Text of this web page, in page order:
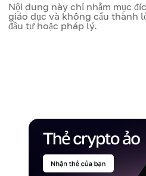
Nội dung này chỉ nhằm mục
giáo dục và không cấu thành
đầu tư hoặc pháp lý.